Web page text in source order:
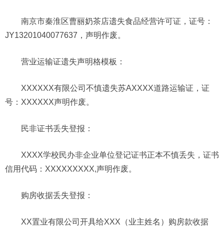
南京市秦淮区曹丽奶茶店遗失食品经营许可证，证号：
JY13201040077637，声明作废。
营业运输证遗失声明格模板：
XXXXXX有限公司不慎遗失苏AXXXX道路运输证，证
号：XXXXXX声明作废。
民非证书丢失登报：
XXXX学校民办非企业单位登记证书正本不慎丢失，证书
信用代码：XXXXXXXXX,声明作废。
购房收据丢失登报：
XX置业有限公司开具给XXX（业主姓名）购房款收据